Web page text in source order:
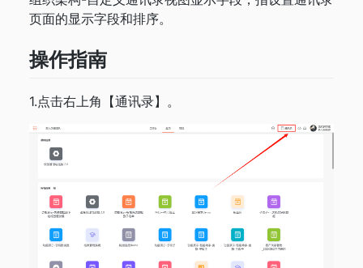
页面的显示字段和排序。
操作指南
1.点击右上角【通讯录】。